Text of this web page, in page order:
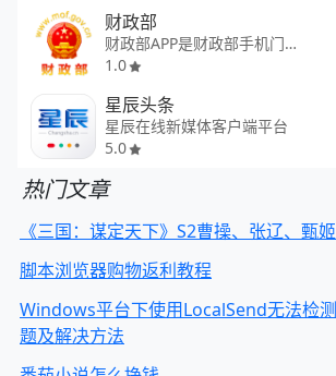
财政部
财政部APP是财政部手机门户网
1.0
星辰头条
星辰在线新媒体客户端平台
5.0
热门文章
《三国：谋定天下》S2曹操、张辽、甄
脚本浏览器购物返利教程
Windows平台下使用LocalSend无法检
题及解决方法